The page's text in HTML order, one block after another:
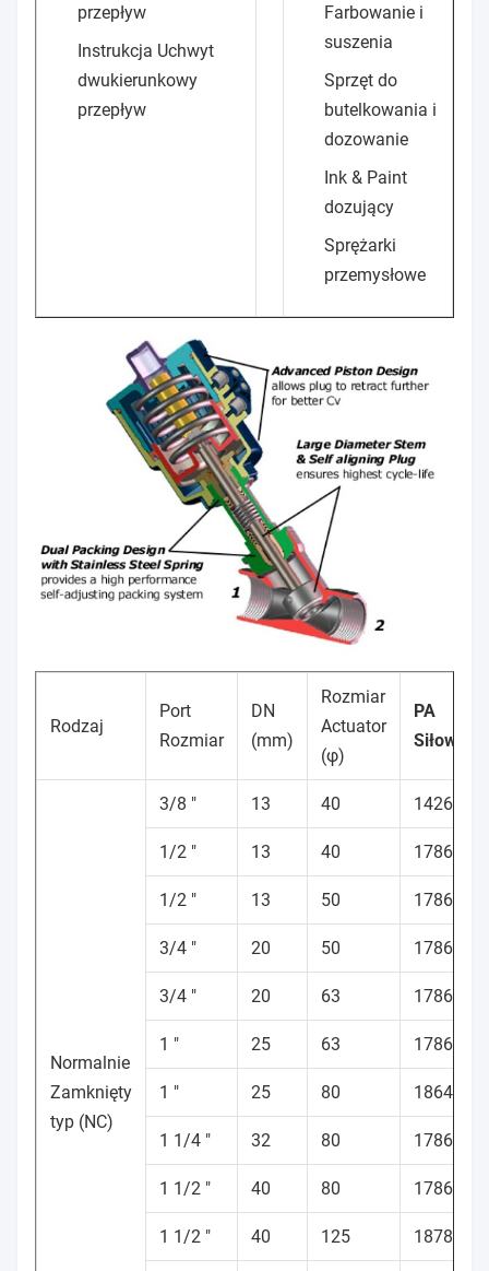
przepływ
Instrukcja Uchwyt
dwukierunkowy
przepływ
Farbowanie i
suszenia
Sprzęt do
butelkowania i
dozowanie
Ink & Paint
dozujący
Sprężarki
przemysłowe
Rodzaj
Port
Rozmiar
DN
(mm)
Rozmiar
Actuator
(φ)
PA
Siłownik
Normalnie
Zamknięty
typ (NC)
3/8 " 13 40 142613
1/2 " 13 40 178606
1/2 " 13 50 178682
3/4 " 20 50 178678
3/4 " 20 63 178664
1 " 25 63 178674
1 " 25 80 186488
1 1/4 " 32 80 178697
1 1/2 " 40 80 178693
1 1/2 " 40 125 187840